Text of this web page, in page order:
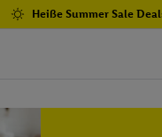
Heiße Summer Sale